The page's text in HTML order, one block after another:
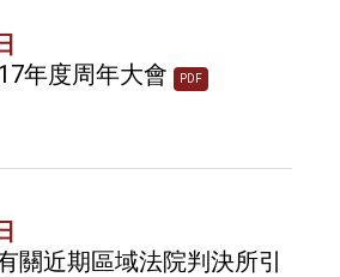
年度周年大會
PDF
關近期區域法院判決所引